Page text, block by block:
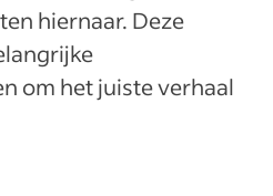
hiernaar. Deze
om het juiste verhaal